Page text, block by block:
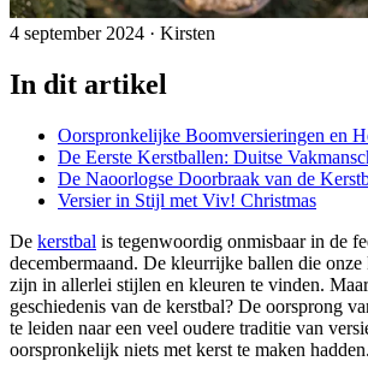
4 september 2024 · Kirsten
In dit artikel
Oorspronkelijke Boomversieringen en
De Eerste Kerstballen: Duitse
De Naoorlogse Doorbraak van de
Versier in Stijl met Viv! Christmas
De kerstbal is tegenwoordig onmisbaar in de
decembermaand. De kleurrijke ballen die onze
zijn in allerlei stijlen en kleuren te vinden.
geschiedenis van de kerstbal? De oorsprong
te leiden naar een veel oudere traditie van
oorspronkelijk niets met kerst te maken hadden.